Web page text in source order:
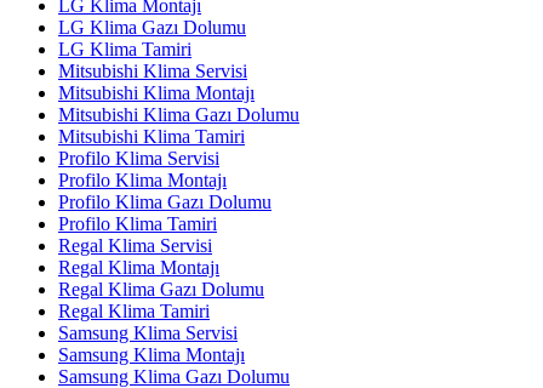
LG Klima Montajı
LG Klima Gazı Dolumu
LG Klima Tamiri
Mitsubishi Klima Servisi
Mitsubishi Klima Montajı
Mitsubishi Klima Gazı Dolumu
Mitsubishi Klima Tamiri
Profilo Klima Servisi
Profilo Klima Montajı
Profilo Klima Gazı Dolumu
Profilo Klima Tamiri
Regal Klima Servisi
Regal Klima Montajı
Regal Klima Gazı Dolumu
Regal Klima Tamiri
Samsung Klima Servisi
Samsung Klima Montajı
Samsung Klima Gazı Dolumu